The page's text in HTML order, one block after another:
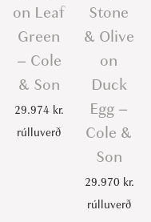
on Leaf
Green
– Cole
& Son
29.974 kr.
rúlluverð
Stone
& Olive
on
Duck
Egg –
Cole &
Son
29.970 kr.
rúlluverð